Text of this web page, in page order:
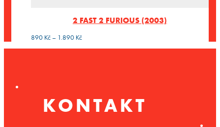
2 FAST 2 FURIOUS (2003)
890 Kč – 1.890 KčRozpětí
KONTAKT